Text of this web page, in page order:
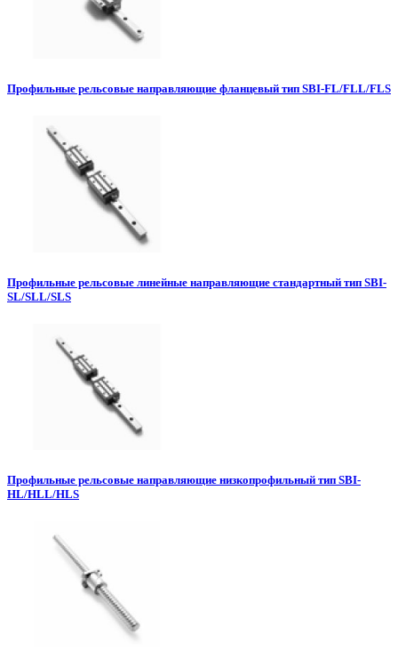
Профильные рельсовые направляющие фланцевый тип SBI-FL/FLL/FLS
Профильные рельсовые линейные направляющие стандартный тип SBI-
SL/SLL/SLS
Профильные рельсовые направляющие низкопрофильный тип SBI-
HL/HLL/HLS